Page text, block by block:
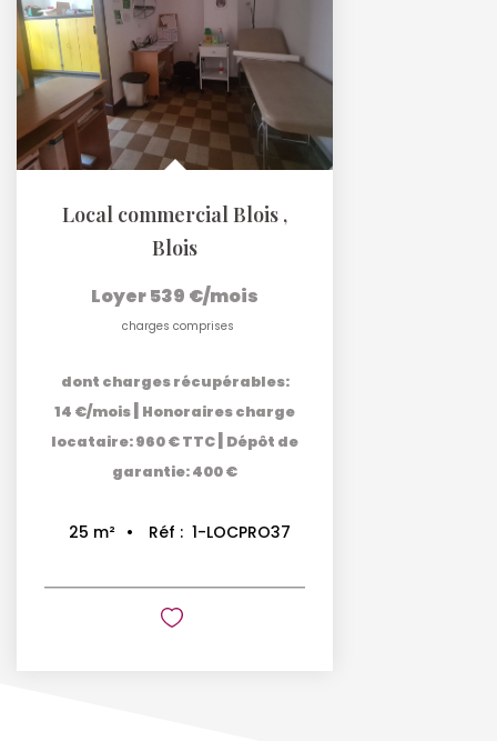
Local commercial Blois ,
Blois
Loyer 539 €/mois
charges comprises
dont charges récupérables:
14 €/mois| Honoraires charge
locataire: 960 € TTC| Dépôt de
garantie: 400 €
25 m² Réf : 1-LOCPRO37